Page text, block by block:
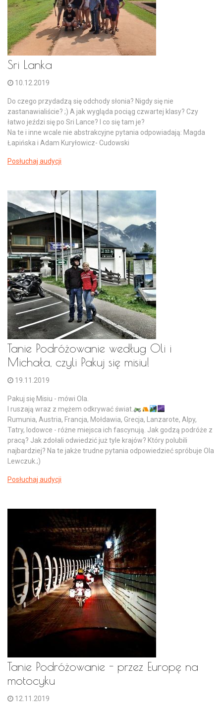
Sri Lanka
10.12.2019
Do czego przydadzą się odchody słonia? Nigdy się nie
zastanawialiście? ;) A jak wygląda pociąg czwartej klasy? Czy
łatwo jeździ się po Sri Lance? I co się tam je?
Na te i inne wcale nie abstrakcyjne pytania odpowiadają: Magda
Łapińska i Adam Kuryłowicz- Cudowski
Posłuchaj audycji
Tanie Podróżowanie według Oli i
Michała, czyli Pakuj się misiu!
19.11.2019
Pakuj się Misiu - mówi Ola.
I ruszają wraz z mężem odkrywać świat.
Rumunia, Austria, Francja, Mołdawia, Grecja, Lanzarote, Alpy,
Tatry, lodowce - różne miejsca ich fascynują. Jak godzą podróże z
pracą? Jak zdołali odwiedzić już tyle krajów? Który polubili
najbardziej? Na te jakże trudne pytania odpowiedzieć spróbuje Ola
Lewczuk.;)
Posłuchaj audycji
Tanie Podróżowanie - przez Europę na
motocyku
12.11.2019